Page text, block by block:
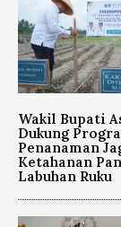
Wakil Bupati
Dukung
Penanaman
Ketahanan
Labuhan Ruku